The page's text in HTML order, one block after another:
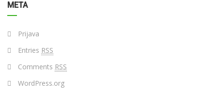
META
Prijava
Entries RSS
Comments RSS
WordPress.org